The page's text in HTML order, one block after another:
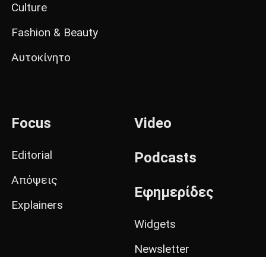
Culture
Fashion & Beauty
Αυτοκίνητο
Focus
Editorial
Απόψεις
Explainers
Video
Podcasts
Εφημερίδες
Widgets
Newsletter